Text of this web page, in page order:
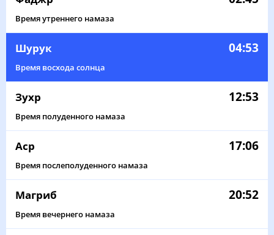
Время утреннего намаза
Шурук 04:53
Время восхода солнца
Зухр 12:53
Время полуденного намаза
Аср 17:06
Время послеполуденного намаза
Магриб 20:52
Время вечернего намаза